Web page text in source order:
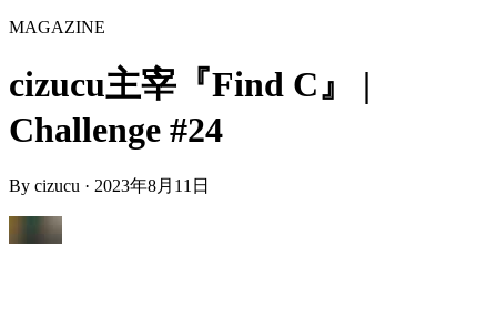
MAGAZINE
cizucu主宰『Find C』 |
Challenge #24
By cizucu · 2023年8月11日